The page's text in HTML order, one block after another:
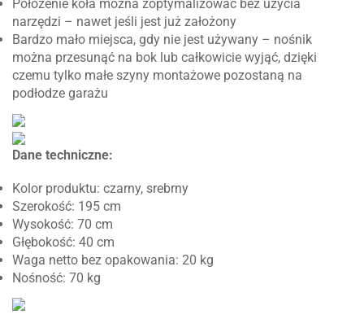
Położenie koła można zoptymalizować bez użycia
narzędzi – nawet jeśli jest już założony
Bardzo mało miejsca, gdy nie jest używany – nośnik
można przesunąć na bok lub całkowicie wyjąć, dzięki
czemu tylko małe szyny montażowe pozostaną na
podłodze garażu
Dane techniczne:
Kolor produktu: czarny, srebrny
Szerokość: 195 cm
Wysokość: 70 cm
Głębokość: 40 cm
Waga netto bez opakowania: 20 kg
Nośność: 70 kg